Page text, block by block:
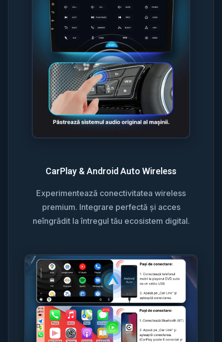
CarPlay & Android Auto Wireless
Experimentează conectivitatea wireless
premium. Integrare perfectă și acces
neîngrădit la întregul tău ecosistem digital.